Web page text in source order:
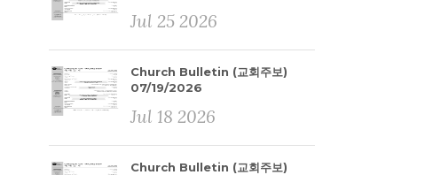
Jul 25 2026
Church Bulletin (교회주보)
07/19/2026
Jul 18 2026
Church Bulletin (교회주보)